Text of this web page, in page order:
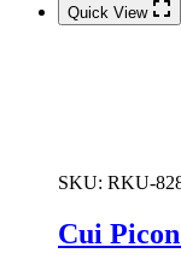
Quick View
SKU: RKU-
Cui